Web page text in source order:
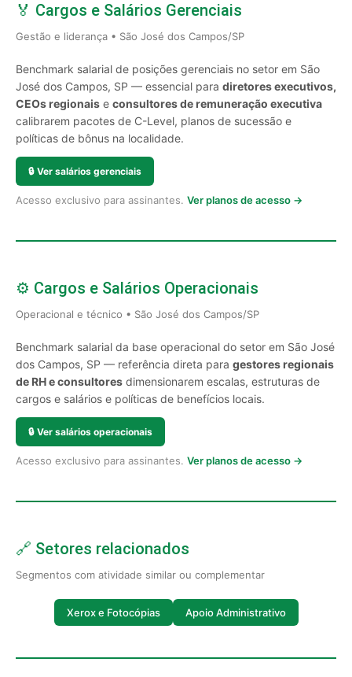
🏅 Cargos e Salários Gerenciais
Gestão e liderança • São José dos Campos/SP
Benchmark salarial de posições gerenciais no setor em São
José dos Campos, SP — essencial para diretores executivos,
CEOs regionais e consultores de remuneração executiva
calibrarem pacotes de C-Level, planos de sucessão e
políticas de bônus na localidade.
🔒 Ver salários gerenciais
Acesso exclusivo para assinantes. Ver planos de acesso →
⚙️ Cargos e Salários Operacionais
Operacional e técnico • São José dos Campos/SP
Benchmark salarial da base operacional do setor em São José
dos Campos, SP — referência direta para gestores regionais
de RH e consultores dimensionarem escalas, estruturas de
cargos e salários e políticas de benefícios locais.
🔒 Ver salários operacionais
Acesso exclusivo para assinantes. Ver planos de acesso →
🔗 Setores relacionados
Segmentos com atividade similar ou complementar
Xerox e Fotocópias Apoio Administrativo